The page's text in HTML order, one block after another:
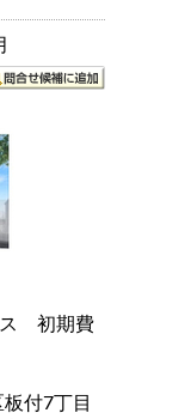
ス 初期費
付7丁目